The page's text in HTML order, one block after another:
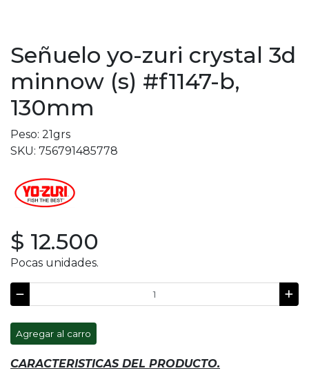
Señuelo yo-zuri crystal 3d
minnow (s) #f1147-b,
130mm
Peso: 21grs
SKU: 756791485778
$ 12.500
Pocas unidades.
Agregar al carro
CARACTERISTICAS DEL PRODUCTO.